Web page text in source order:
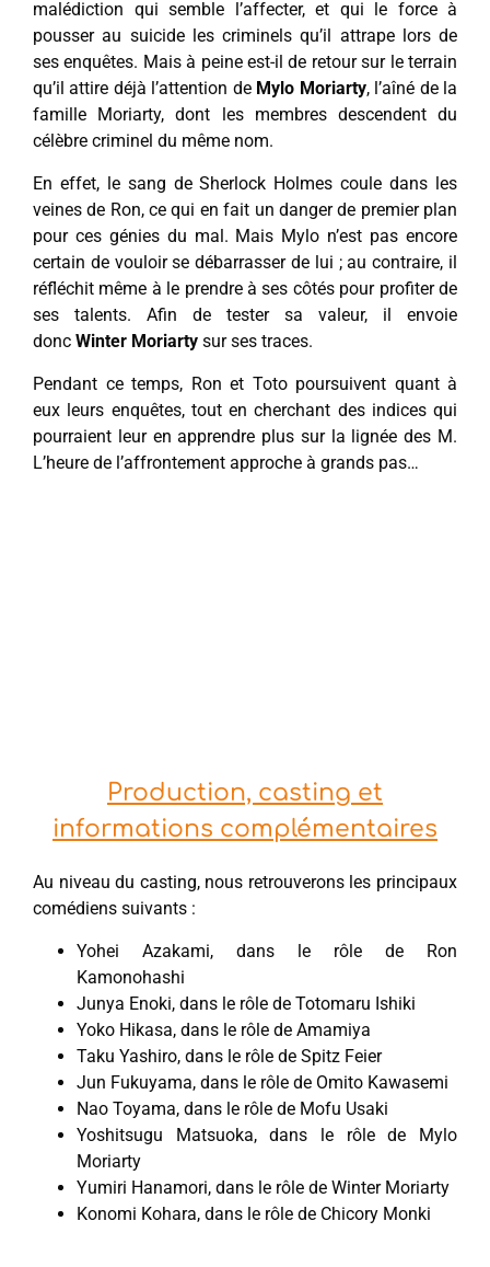
malédiction qui semble l’affecter, et qui le force à
pousser au suicide les criminels qu’il attrape lors de
ses enquêtes. Mais à peine est-il de retour sur le terrain
qu’il attire déjà l’attention de Mylo Moriarty, l’aîné de la
famille Moriarty, dont les membres descendent du
célèbre criminel du même nom.
En effet, le sang de Sherlock Holmes coule dans les
veines de Ron, ce qui en fait un danger de premier plan
pour ces génies du mal. Mais Mylo n’est pas encore
certain de vouloir se débarrasser de lui ; au contraire, il
réfléchit même à le prendre à ses côtés pour profiter de
ses talents. Afin de tester sa valeur, il envoie
donc Winter Moriarty sur ses traces.
Pendant ce temps, Ron et Toto poursuivent quant à
eux leurs enquêtes, tout en cherchant des indices qui
pourraient leur en apprendre plus sur la lignée des M.
L’heure de l’affrontement approche à grands pas…
Production, casting et
informations complémentaires
Au niveau du casting, nous retrouverons les principaux
comédiens suivants :
Yohei Azakami, dans le rôle de Ron
Kamonohashi
Junya Enoki, dans le rôle de Totomaru Ishiki
Yoko Hikasa, dans le rôle de Amamiya
Taku Yashiro, dans le rôle de Spitz Feier
Jun Fukuyama, dans le rôle de Omito Kawasemi
Nao Toyama, dans le rôle de Mofu Usaki
Yoshitsugu Matsuoka, dans le rôle de Mylo
Moriarty
Yumiri Hanamori, dans le rôle de Winter Moriarty
Konomi Kohara, dans le rôle de Chicory Monki